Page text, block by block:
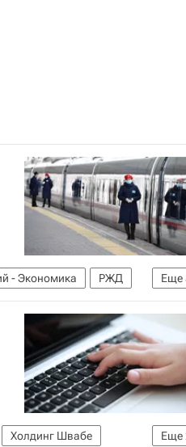
Еще
- Экономика
РЖД
Еще
Холдинг Швабе